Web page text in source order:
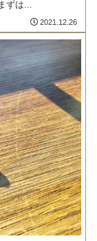
ずは...
2021.12.26